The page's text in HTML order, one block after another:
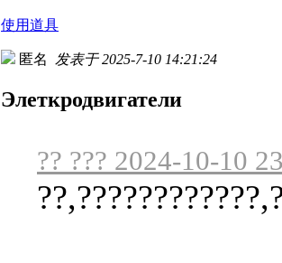
使用道具
匿名 发表于 2025-7-10 14:21:24
Элеткродвигатели
?? ??? 2024-10-10